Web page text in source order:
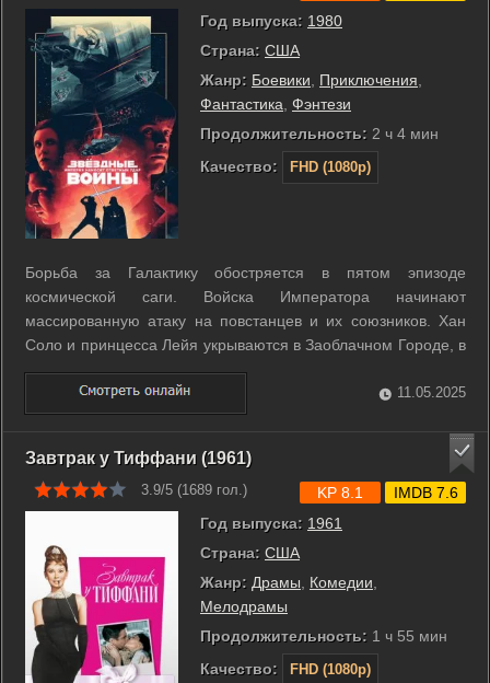
Год выпуска: 1980
Страна: США
Жанр: Боевики Приключения
Фантастика Фэнтези
Продолжительность: 2 ч 4 мин
Качество:
FHD (1080p)
Борьба за Галактику обостряется в пятом эпизоде
космической саги. Войска Императора начинают
массированную атаку на повстанцев и их союзников. Хан
Соло и принцесса Лейя укрываются в Заоблачном Городе, в
котором их и захватывает Дарт Вейдер, в то время как Люк
Скайуокер находится на таинственной планете джунглей
Дагоба. Там Мастер - джедай Йода ...
11.05.2025
Завтрак у Тиффани (1961)
3.9/5 (1689 гол.)
Год выпуска: 1961
Страна: США
Жанр: Драмы Комедии
Мелодрамы
Продолжительность: 1 ч 55 мин
Качество:
FHD (1080p)
KP 8.1 IMDB 7.6